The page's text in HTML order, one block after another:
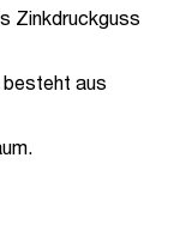
Zinkdruckguss
aus